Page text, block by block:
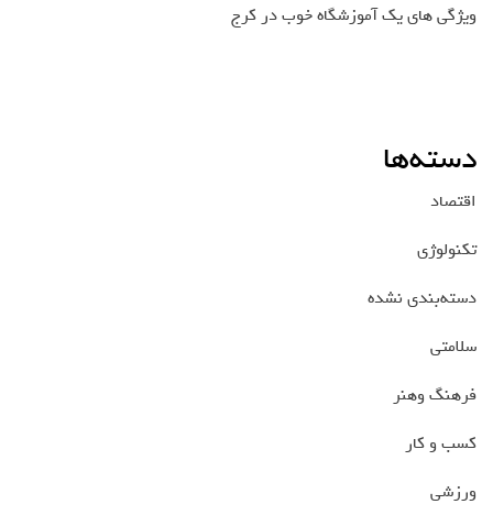
ویژگی های یک آموزشگاه خوب در کرج
دسته‌ها
اقتصاد
تکنولوژی
دسته‌بندی نشده
سلامتی
فرهنگ وهنر
کسب و کار
ورزشی